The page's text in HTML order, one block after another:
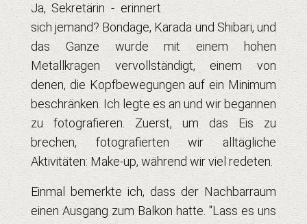
Ja, Sekretärin - erinnert
sich jemand? Bondage, Karada und Shibari, und
das Ganze wurde mit einem hohen
Metallkragen vervollständigt, einem von
denen, die Kopfbewegungen auf ein Minimum
beschränken. Ich legte es an und wir begannen
zu fotografieren. Zuerst, um das Eis zu
brechen, fotografierten wir alltägliche
Aktivitäten: Make-up, während wir viel redeten.
Einmal bemerkte ich, dass der Nachbarraum
einen Ausgang zum Balkon hatte. "Lass es uns